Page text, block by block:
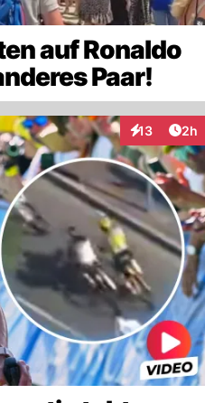
auf Ronaldo
Paar!
13
Interaktionen
2h